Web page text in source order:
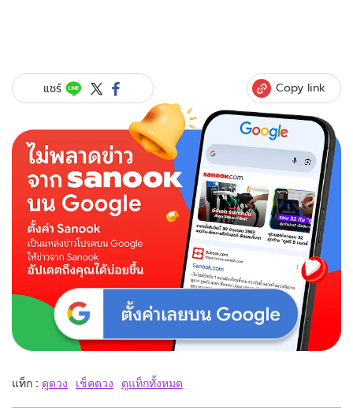
แชร์ Copy link
แท็ก : ดูดวง เช็คดวง ดูแท็กทั้งหมด